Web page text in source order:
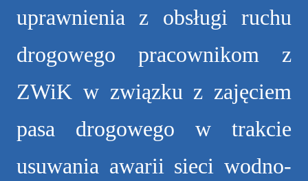
uprawnienia z obsługi ruchu
drogowego pracownikom z
ZWiK w związku z zajęciem
pasa drogowego w trakcie
usuwania awarii sieci wodno-